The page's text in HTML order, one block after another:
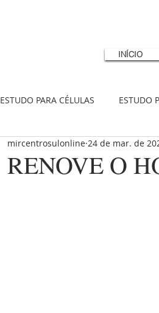
INÍCIO
ESTUDO PARA CÉLULAS ESTUDO
RENOVE O
mircentrosulonline 24 de mar. de